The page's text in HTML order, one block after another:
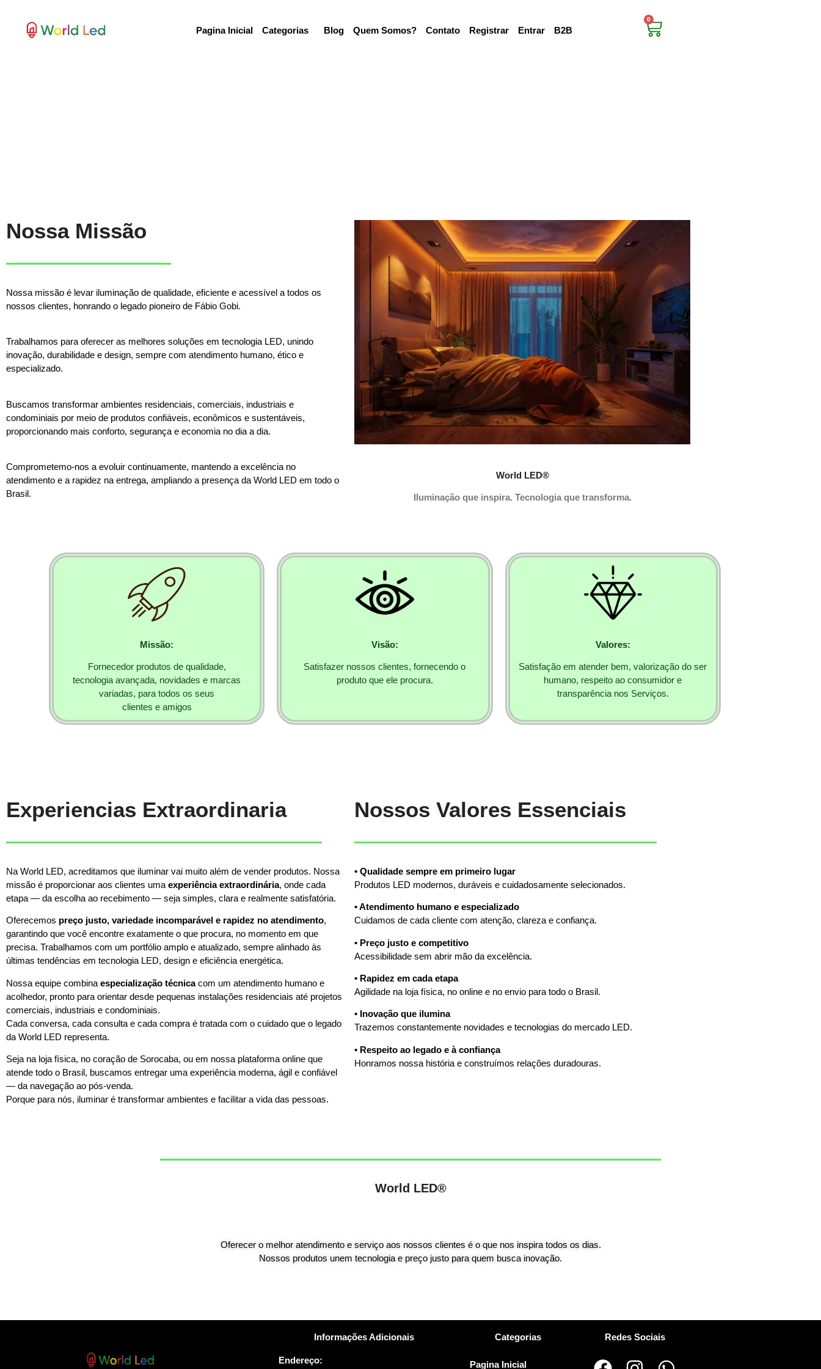
Pagina Inicial Categorias Blog Quem Somos? Contato Registrar Entrar B2B
0
Nossa Missão
Nossa missão é levar iluminação de qualidade, eficiente e acessível a todos os
nossos clientes, honrando o legado pioneiro de Fábio Gobi.
Trabalhamos para oferecer as melhores soluções em tecnologia LED, unindo
inovação, durabilidade e design, sempre com atendimento humano, ético e
especializado.
Buscamos transformar ambientes residenciais, comerciais, industriais e
condominiais por meio de produtos confiáveis, econômicos e sustentáveis,
proporcionando mais conforto, segurança e economia no dia a dia.
Comprometemo-nos a evoluir continuamente, mantendo a excelência no
atendimento e a rapidez na entrega, ampliando a presença da World LED em todo o
Brasil.
World LED®
Iluminação que inspira. Tecnologia que transforma.
Missão:
Fornecedor produtos de qualidade,
tecnologia avançada, novidades e marcas
variadas, para todos os seus
clientes e amigos
Visão:
Satisfazer nossos clientes, fornecendo o
produto que ele procura.
Valores:
Satisfação em atender bem, valorização do ser
humano, respeito ao consumidor e
transparência nos Serviços.
Experiencias Extraordinaria
Na World LED, acreditamos que iluminar vai muito além de vender produtos. Nossa
missão é proporcionar aos clientes uma experiência extraordinária, onde cada
etapa — da escolha ao recebimento — seja simples, clara e realmente satisfatória.
Oferecemos preço justo, variedade incomparável e rapidez no atendimento,
garantindo que você encontre exatamente o que procura, no momento em que
precisa. Trabalhamos com um portfólio amplo e atualizado, sempre alinhado às
últimas tendências em tecnologia LED, design e eficiência energética.
Nossa equipe combina especialização técnicacom um atendimento humano e
acolhedor, pronto para orientar desde pequenas instalações residenciais até projetos
comerciais, industriais e condominiais.
Cada conversa, cada consulta e cada compra é tratada com o cuidado que o legado
da World LED representa.
Seja na loja física, no coração de Sorocaba, ou em nossa plataforma online que
atende todo o Brasil, buscamos entregar uma experiência moderna, ágil e confiável
— da navegação ao pós-venda.
Porque para nós, iluminar é transformar ambientes e facilitar a vida das pessoas.
Nossos Valores Essenciais
• Qualidade sempre em primeiro lugar
Produtos LED modernos, duráveis e cuidadosamente selecionados.
• Atendimento humano e especializado
Cuidamos de cada cliente com atenção, clareza e confiança.
• Preço justo e competitivo
Acessibilidade sem abrir mão da excelência.
• Rapidez em cada etapa
Agilidade na loja física, no online e no envio para todo o Brasil.
• Inovação que ilumina
Trazemos constantemente novidades e tecnologias do mercado LED.
• Respeito ao legado e à confiança
Honramos nossa história e construímos relações duradouras.
World LED®
Oferecer o melhor atendimento e serviço aos nossos clientes é o que nos inspira todos os dias.
Nossos produtos unem tecnologia e preço justo para quem busca inovação.
Informações Adicionais
Endereço:
Categorias
Pagina Inicial
Redes Sociais